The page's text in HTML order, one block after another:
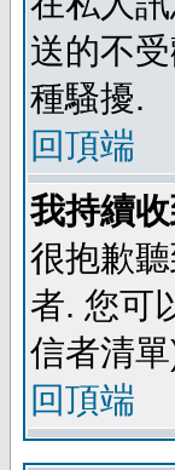
送的不
種騷擾.
回頂端
我持續
很抱歉
者. 您可
信者清
回頂端